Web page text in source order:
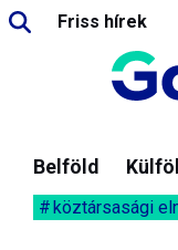
Friss hírek
Belföld
köztársasági